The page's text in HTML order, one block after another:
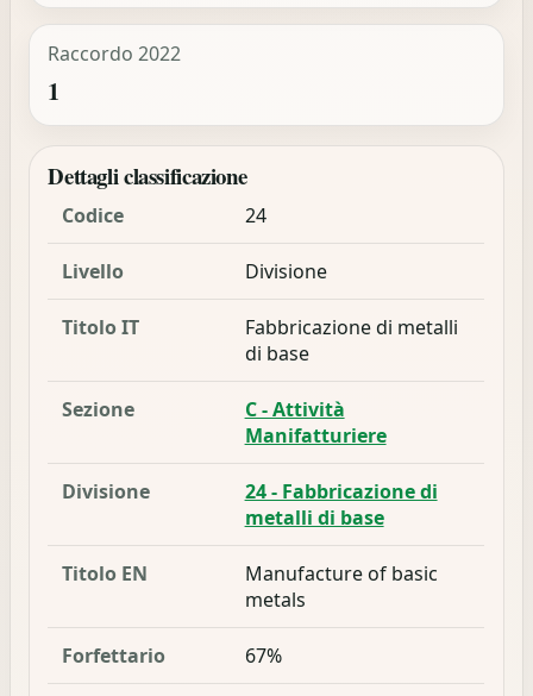
Raccordo 2022
1
Dettagli classificazione
Codice 24
Livello Divisione
Titolo IT
Fabbricazione di metalli
di base
Sezione
C - Attività
Manifatturiere
Divisione
24 - Fabbricazione di
metalli di base
Titolo EN
Manufacture of basic
metals
Forfettario 67%